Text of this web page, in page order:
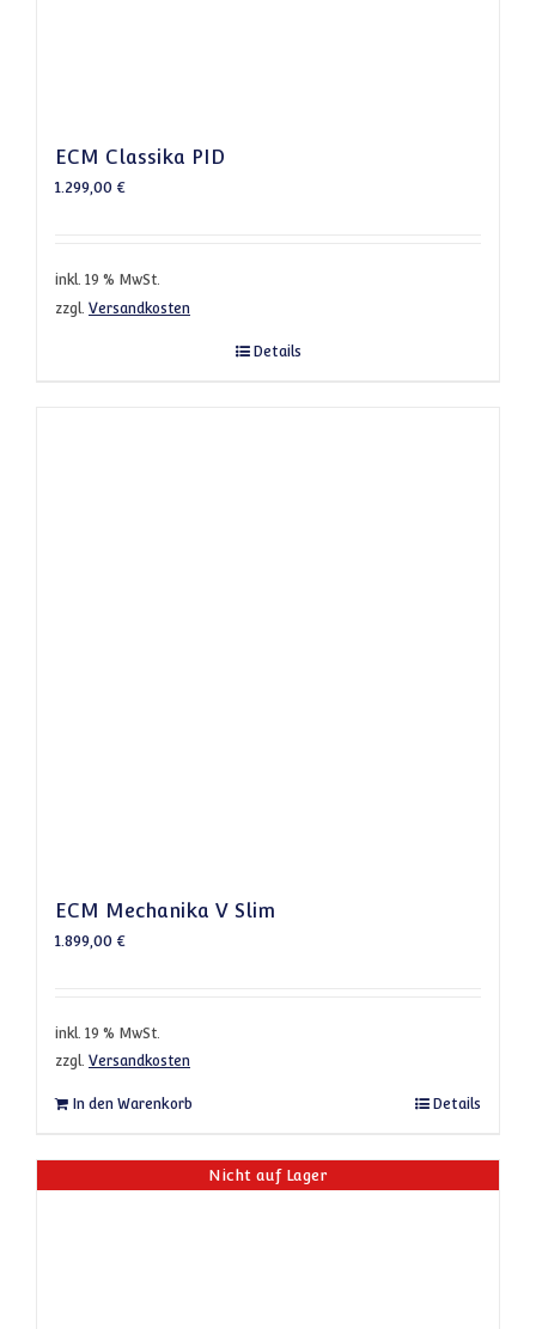
ECM Classika PID
1.299,00 €
inkl. 19 % MwSt.
zzgl. Versandkosten
Details
ECM Mechanika V Slim
1.899,00 €
inkl. 19 % MwSt.
zzgl. Versandkosten
In den Warenkorb Details
Nicht auf Lager